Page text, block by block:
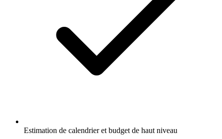
Estimation de calendrier et budget de haut niveau